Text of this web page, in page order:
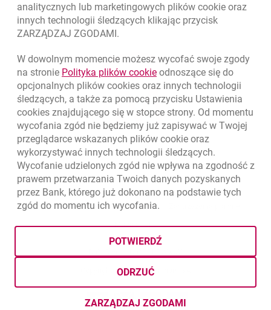
Ochrona danychotwiera się w nowej karcie
Ustawieniacookies
Mapa stronyotwiera się w nowej karcie
© Bank Millennium SA
Goodieotwiera się w nowej karcie
Twitterotwiera się w nowej karcie
YouTubeotwiera się w nowej karcie
LinkedIn
analitycznych lub marketingowych plików cookie oraz
innych technologii śledzących klikając przycisk
ZARZĄDZAJ ZGODAMI.
W dowolnym momencie możesz wycofać swoje zgody
na stronie Polityka plików cookielink otwiera się w nowym
odnoszące się do
opcjonalnych plików cookies oraz innych technologii
śledzących, a także za pomocą przycisku Ustawienia
cookies znajdującego się w stopce strony. Od momentu
wycofania zgód nie będziemy już zapisywać w Twojej
przeglądarce wskazanych plików cookie oraz
wykorzystywać innych technologii śledzących.
Wycofanie udzielonych zgód nie wpływa na zgodność z
prawem przetwarzania Twoich danych pozyskanych
przez Bank, którego już dokonano na podstawie tych
zgód do momentu ich wycofania.
ZARZĄDZAJ ZGODAMI
ODRZUĆ
POTWIERDŹ